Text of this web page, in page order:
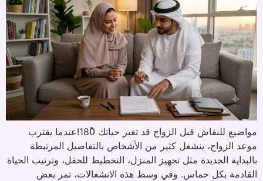
مواضيع للنقاش قبل الزواج قد تغير حياتك 180ْ!عندما يقترب
موعد الزواج، ينشغل كثير من الأشخاص بالتفاصيل المرتبطة
بالبداية الجديدة مثل تجهيز المنزل، التخطيط للحفل، وترتيب الحياة
القادمة بكل حماس. وفي وسط هذه الانشغالات، تمر بعض